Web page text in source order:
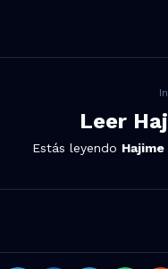
Leer
Estás leyendo